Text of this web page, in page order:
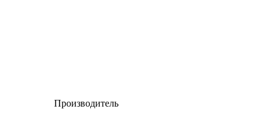
Производитель